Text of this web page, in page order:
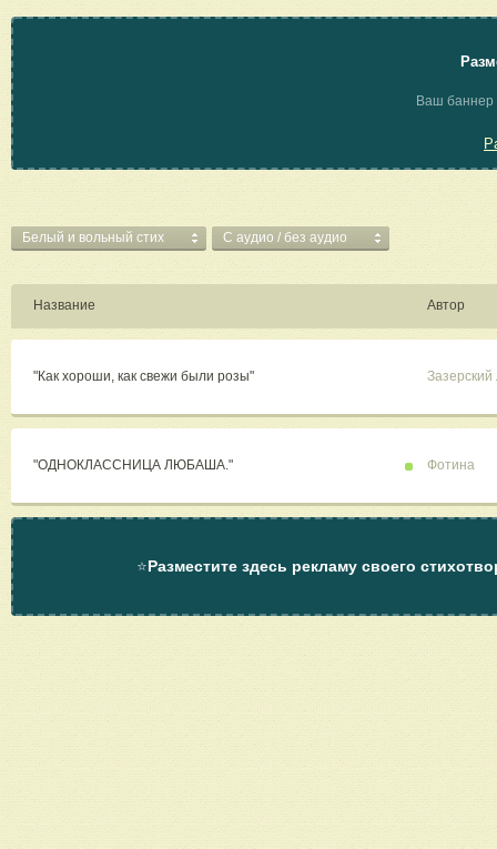
Ваш баннер
Белый и вольный стих C аудио / без аудио
Название Автор
"Как хороши, как свежи были розы" Зазерский
"ОДНОКЛАССНИЦА ЛЮБАША." Фотина
⭐Разместите здесь рекламу своего